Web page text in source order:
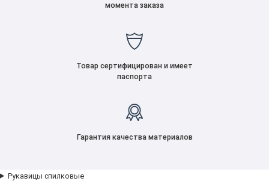
момента заказа
Товар сертифицирован и имеет
паспорта
Гарантия качества материалов
Рукавицы спилковые